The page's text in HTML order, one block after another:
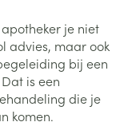
je niet
advies, maar ook
bij een
is een
die je
komen.